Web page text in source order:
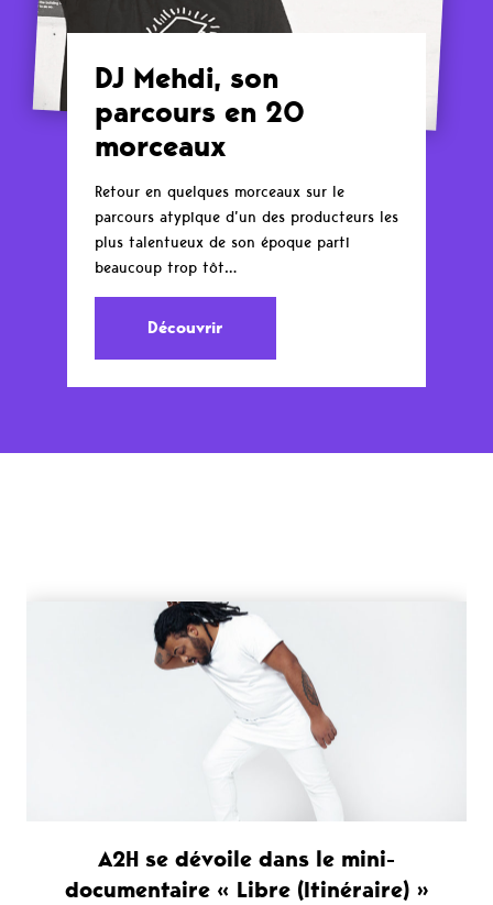
DJ Mehdi, son
parcours en 20
morceaux
Retour en quelques morceaux sur le
parcours atypique d’un des producteurs les
plus talentueux de son époque parti
beaucoup trop tôt…
Découvrir
A2H se dévoile dans le mini-
documentaire « Libre (Itinéraire) »